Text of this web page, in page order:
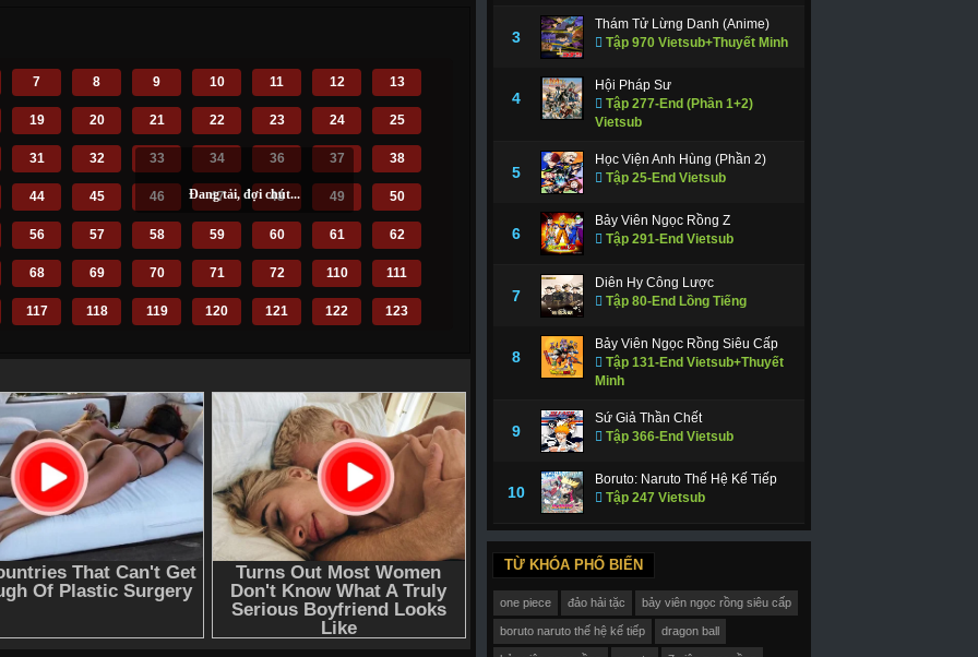
7 8 9 10 11 12 13
19 20 21 22 23 24 25
31 32 33 34 36 37 38
44 45 46 47 48 49 50
56 57 58 59 60 61 62
68 69 70 71 72 110 111
117 118 119 120 121 122 123
153 154 155 156 157 158 159
165 166 167 169 170 171
177 178 180 181 182 183
191 192 193 194 195
201 202 203 207 208 209
220 221 222
3
Thám Tử Lừng Danh (Anime)
Tập 970 Vietsub+Thuyết Minh
4
Hội Pháp Sư
Tập 277-End (Phần 1+2)
Vietsub
5
Học Viện Anh Hùng (Phần 2)
Tập 25-End Vietsub
6
Bảy Viên Ngọc Rồng Z
Tập 291-End Vietsub
7
Diên Hy Công Lược
Tập 80-End Lồng Tiếng
8
Bảy Viên Ngọc Rồng Siêu Cấp
Tập 131-End Vietsub+Thuyết
Minh
9
Sứ Giả Thần Chết
Tập 366-End Vietsub
10
Boruto: Naruto Thế Hệ Kế Tiếp
Tập 247 Vietsub
TỪ KHÓA PHỔ BIẾN
one piece đảo hải tặc bảy viên ngọc rồng siêu cấp
boruto naruto thế hệ kế tiếp dragon ball